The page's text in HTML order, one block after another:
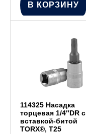
В КОРЗИНУ
114325 Насадка
торцевая 1/4″DR с
вставкой-битой
TORX®, T25